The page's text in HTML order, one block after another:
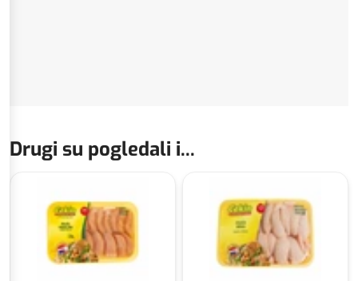
Drugi su pogledali i...